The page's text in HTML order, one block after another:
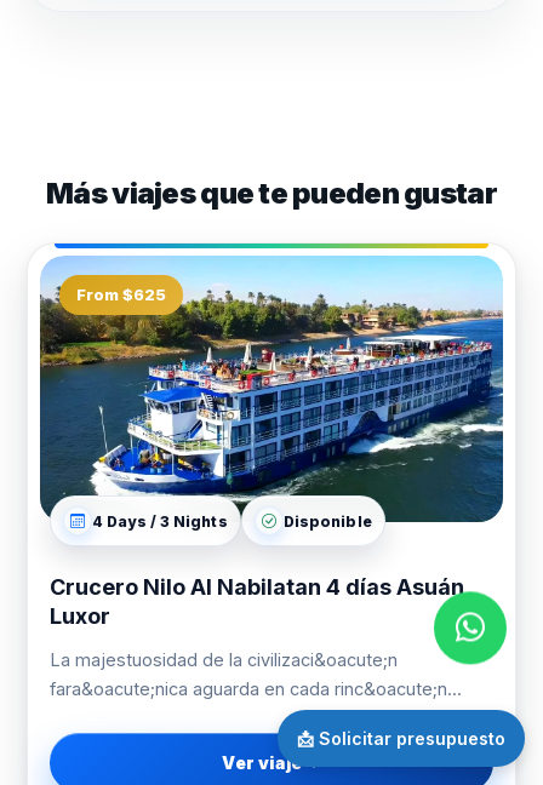
Más viajes que te pueden gustar
From $625
4 Days / 3 Nights Disponible
Crucero Nilo Al Nabilatan 4 días Asuán
Luxor
La majestuosidad de la civilizaci&oacute;n
fara&oacute;nica aguarda en cada rinc&oacute;n...
Ver viaje
📩 Solicitar presupuesto